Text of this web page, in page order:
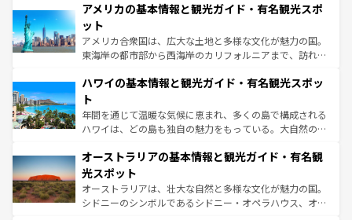
ンツ一覧を参照してほしい。
の建物がそのまま残る町や、スイスならではのユニークな
博物館もあり、アルプス観光だけでなく町歩きも満喫する
ことができる。国民の所得が高いため物価も高いが、旅行
者向けの交通パス提供のサービスもあり、うまく活用すれ
着のスイス情報はコンテンツ一覧を参照してほしい。
アメリカの基本情報と観光ガイド・有名観光スポ
ット
アメリカ合衆国は、広大な土地と多様な文化が魅力の国。
東海岸の都市部から西海岸のカリフォルニアまで、訪れる
のような巨大都市は、観光、ショッピング、エンターテイ
ンメントが詰まった刺激的なスポットだ。一方、アメリカ
西部には大自然が広がり、グランドキャニオンやイエロー
ストーン国立公園といった絶景が堪能できる。さらに、南
文化が魅力。旅行者はアメリカの各地域で異なる魅力を楽
しみながら、その多様性と豊かな歴史を感じることができ
るだろう。車でのロードトリップや列車の旅も、アメリカ
ならではの贅沢な旅のスタイルだ。 なお、新着のアメリカ
情報は コンテンツ一覧 を参照してほしい。
ハワイの基本情報と観光ガイド・有名観光スポッ
ト
年間を通じて温暖な気候に恵まれ、多くの島で構成される
ハワイは、どの島も独自の魅力をもっている。大自然の神
ワイ島は見逃せない。また、定番の観光地といえばオアフ
島だが、静かな自然を求めるならマウイ島やカウアイ島が
おすすめ。エメラルドグリーンに輝く海をはじめ、豊かな
文化や歴史が息づいている。「アロハスピリット」と呼ば
オーストラリアの基本情報と観光ガイド・有名観
光スポット
オーストラリアは、壮大な自然と多様な文化が魅力の国。
シドニーのシンボルであるシドニー・オペラハウス、オー